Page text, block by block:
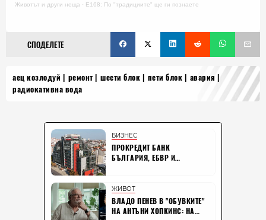
Животът и други неща · E168: По "традициите" ще ги познаете
СПОДЕЛЕТЕ
аец козлодуй ремонт шести блок пети блок
авария
радиокативна вода